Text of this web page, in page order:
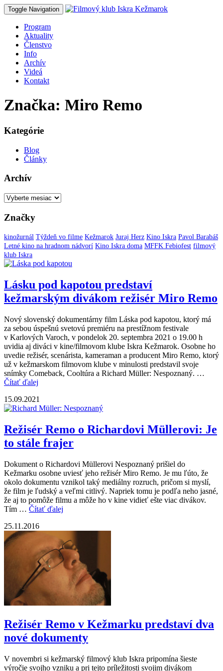
Toggle Navigation
Program
Aktuality
Členstvo
Info
Archív
Videá
Kontakt
Značka: Miro Remo
Kategórie
Blog
Články
Archív
Archív
Značky
kinožurnál Týždeň vo filme Kežmarok Juraj Herz Kino Iskra Pavol Barabáš
Letné kino na hradnom nádvorí Kino Iskra doma MFFK Febiofest filmový
klub Iskra
Lásku pod kapotou predstaví
kežmarským divákom režisér Miro Remo
Nový slovenský dokumentárny film Láska pod kapotou, ktorý má
za sebou úspešnú svetovú premiéru na prestížnom festivale
v Karlových Varoch, v pondelok 20. septembra 2021 o 19.00 h
uvidia aj diváci v kine/filmovom klube Iskra Kežmarok. Osobne ho
uvedie režisér, scenárista, kameraman a producent Miro Remo, ktorý
už v kežmarskom filmovom klube v minulosti predstavil svoje
snímky Comeback, Cooltúra a Richard Müller: Nespoznaný. …
Čítať ďalej
15.09.2021
Režisér Remo o Richardovi Müllerovi: Je
to stále frajer
Dokument o Richardovi Müllerovi Nespoznaný prišiel do
Kežmarku osobne uviesť jeho režisér Miro Remo. Je mu ľúto, že
okolo dokumentu vznikol taký mediálny rozruch, pričom si myslí,
že film je ľudský a veľmi citlivý. Napriek tomu je podľa neho jasné,
že aj to pomôže filmu a môže ho v kine vidieť ešte viac divákov.
Tím … Čítať ďalej
25.11.2016
Režisér Remo v Kežmarku predstaví dva
nové dokumenty
V novembri si kežmarský filmový klub Iskra pripomína šieste
výročie svojho vzniku a pri tejto príležitosti svojim divákom